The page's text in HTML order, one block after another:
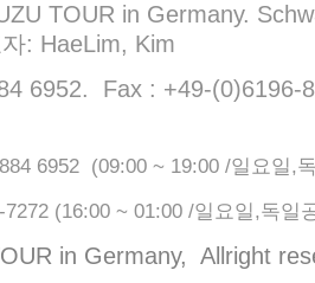
TOUR in Germany.
: HaeLim, Kim
6952. Fax : +49-(0)6196-
6952 (09:00 ~ 19:00 /일요일,
7272 ( 16:00 ~ 01:00 /일요일,독일
in Germany, Allright